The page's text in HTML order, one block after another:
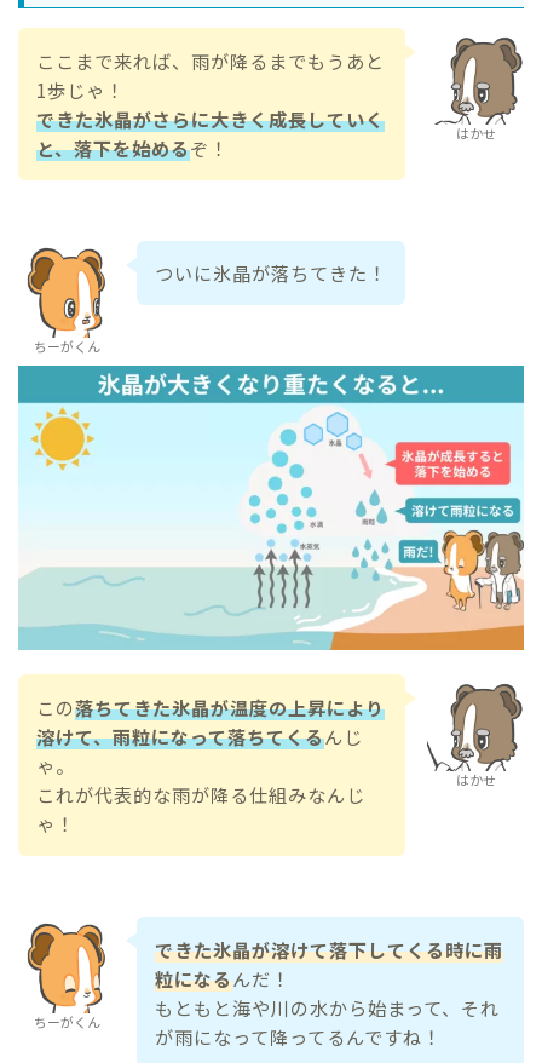
はかせ
ここまで来れば、雨が降るまでもうあと
1歩じゃ！
できた氷晶がさらに大きく成長していく
と、落下を始めるぞ！
ちーがくん
ついに氷晶が落ちてきた！
はかせ
この落ちてきた氷晶が温度の上昇により
溶けて、雨粒になって落ちてくるんじ
ゃ。
これが代表的な雨が降る仕組みなんじ
ゃ！
ちーがくん
できた氷晶が溶けて落下してくる時に雨
粒になるんだ！
もともと海や川の水から始まって、それ
が雨になって降ってるんですね！